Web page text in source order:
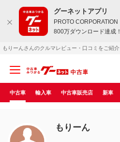
グーネットアプリ
PROTO CORPORATION
800万ダウンロード達成！
もりーんさんのクルマレビュー・口コミをご紹介
中古車 輸入車 中古車販売店 新車
もりーん